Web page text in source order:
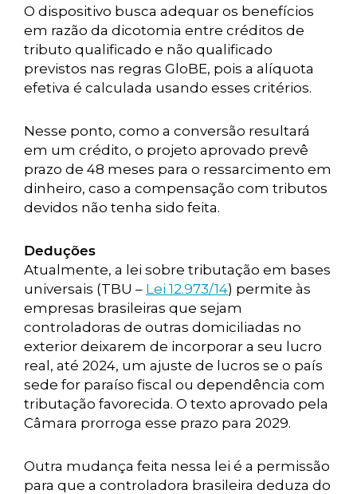
O dispositivo busca adequar os benefícios
em razão da dicotomia entre créditos de
tributo qualificado e não qualificado
previstos nas regras GloBE, pois a alíquota
efetiva é calculada usando esses critérios.
Nesse ponto, como a conversão resultará
em um crédito, o projeto aprovado prevê
prazo de 48 meses para o ressarcimento em
dinheiro, caso a compensação com tributos
devidos não tenha sido feita.
Deduções
Atualmente, a lei sobre tributação em bases
universais (TBU – Lei 12.973/14) permite às
empresas brasileiras que sejam
controladoras de outras domiciliadas no
exterior deixarem de incorporar a seu lucro
real, até 2024, um ajuste de lucros se o país
sede for paraíso fiscal ou dependência com
tributação favorecida. O texto aprovado pela
Câmara prorroga esse prazo para 2029.
Outra mudança feita nessa lei é a permissão
para que a controladora brasileira deduza do